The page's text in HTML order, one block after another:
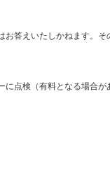
答えいたしかねます。
点検（有料となる場合が